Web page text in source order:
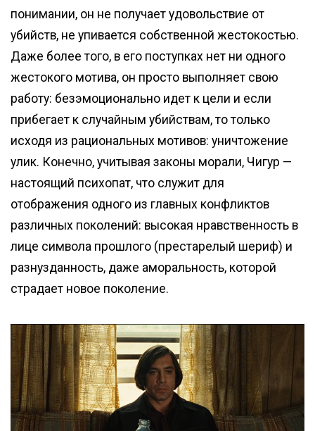
понимании, он не получает удовольствие от
убийств, не упивается собственной жестокостью.
Даже более того, в его поступках нет ни одного
жестокого мотива, он просто выполняет свою
работу: безэмоционально идет к цели и если
прибегает к случайным убийствам, то только
исходя из рациональных мотивов: уничтожение
улик. Конечно, учитывая законы морали, Чигур —
настоящий психопат, что служит для
отображения одного из главных конфликтов
различных поколений: высокая нравственность в
лице символа прошлого (престарелый шериф) и
разнузданность, даже аморальность, которой
страдает новое поколение.